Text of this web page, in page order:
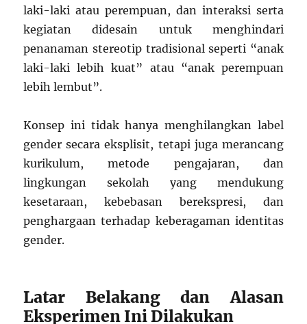
laki-laki atau perempuan, dan interaksi serta
kegiatan didesain untuk menghindari
penanaman stereotip tradisional seperti “anak
laki-laki lebih kuat” atau “anak perempuan
lebih lembut”.
Konsep ini tidak hanya menghilangkan label
gender secara eksplisit, tetapi juga merancang
kurikulum, metode pengajaran, dan
lingkungan sekolah yang mendukung
kesetaraan, kebebasan berekspresi, dan
penghargaan terhadap keberagaman identitas
gender.
Latar Belakang dan Alasan
Eksperimen Ini Dilakukan